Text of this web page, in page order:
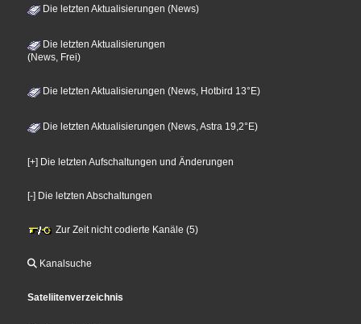
Die letzten Aktualisierungen (News)
Die letzten Aktualisierungen
(News, Frei)
Die letzten Aktualisierungen (News, Hotbird 13°E)
Die letzten Aktualisierungen (News, Astra 19,2°E)
[+] Die letzten Aufschaltungen und Änderungen
[-] Die letzten Abschaltungen
Zur Zeit nicht codierte Kanäle (5)
Kanalsuche
Sateliitenverzeichnis